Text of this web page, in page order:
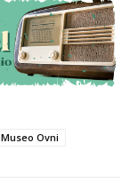
Museo Ovni